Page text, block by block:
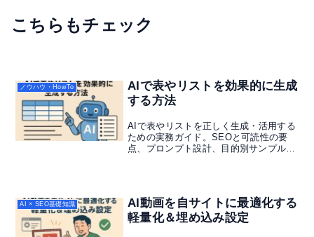
こちらもチェック
ノウハウ・HowTo
AIで表やリストを効果的に生成
する方法
AIで表やリストを正しく生成・活用する
ための実務ガイド。SEOと可読性の要
点、プロンプト設計、目的別サンプル、
AI × SEO基礎知識
AI動画を自サイトに最適化する
軽量化＆埋め込み設定